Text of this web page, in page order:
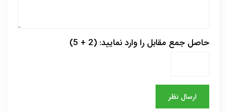
حاصل جمع مقابل را وارد نمایید: (2 + 5)